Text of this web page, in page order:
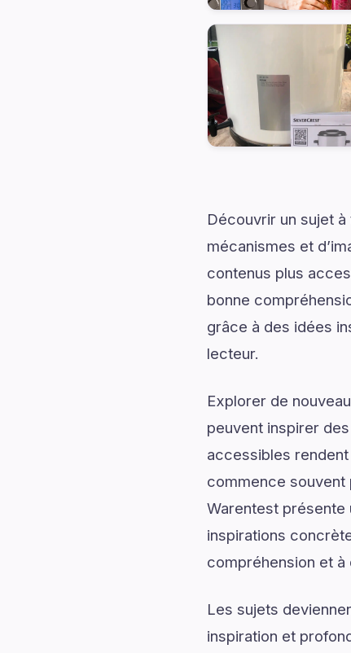
Découvrir un sujet
mécanismes et
contenus plus
bonne
grâce à des idées
lecteur.
Explorer de
peuvent inspirer
accessibles
commence souvent
Warentest présente
inspirations
compréhension et
Les sujets
inspiration et